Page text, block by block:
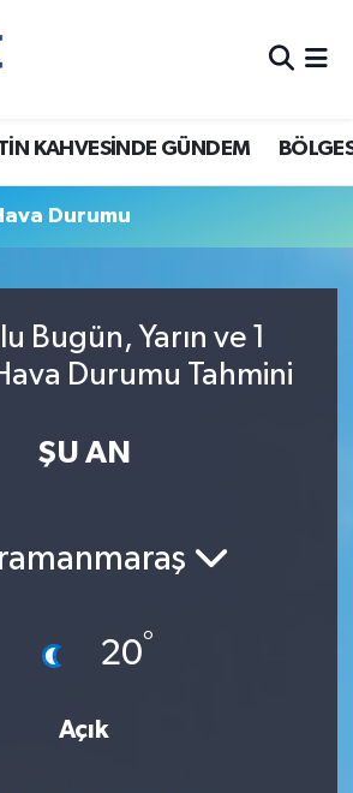
KAHVESİNDE GÜNDEM
Durumu
Bugün, Yarın ve 1
Durumu Tahmini
ŞU AN
20°
Açık